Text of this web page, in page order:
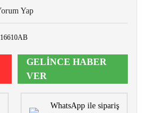
Yap
GELİNCE HABER
VER
WhatsApp ile sipariş